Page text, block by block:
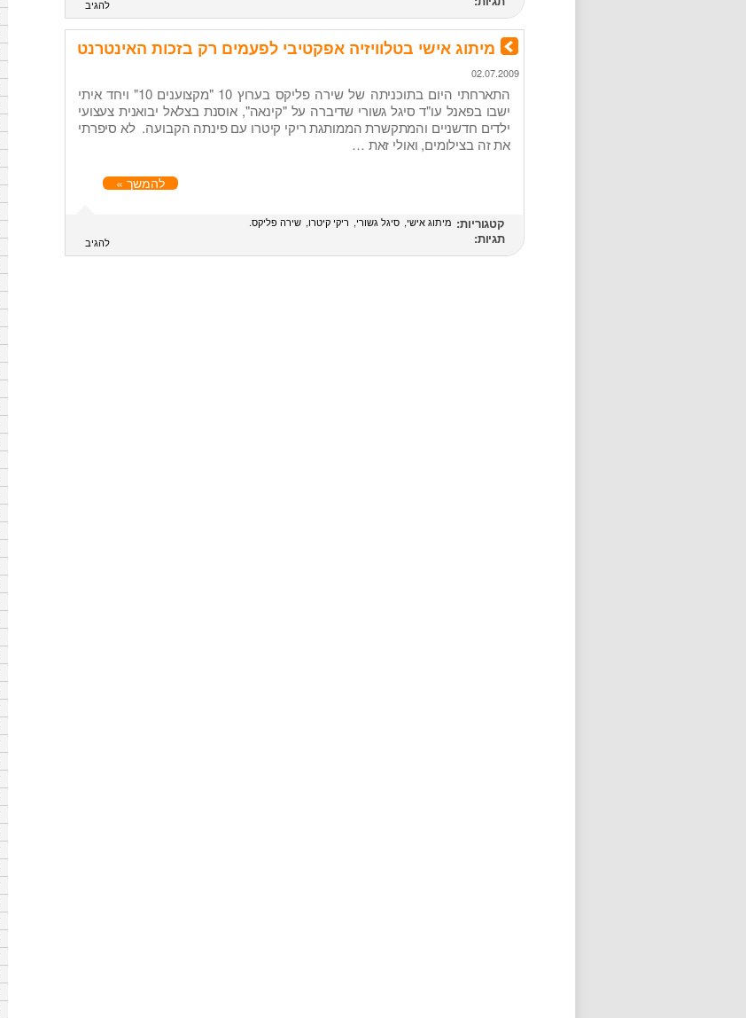
להגיב
מיתוג אישי בטלוויזיה אפקטיבי לפעמים רק בזכות האינטרנט
02.07.2009
התארחתי היום בתוכניתה של שירה פליקס בערוץ 10 "מקצוענים 10" ויחד איתי
ישבו בפאנל עו"ד סיגל גשורי שדיברה על "קינאה", אוסנת בצלאל יבואנית צעצועי
ילדים חדשניים והמתקשרת הממותגת ריקי קיטרו עם פינתה הקבועה. לא סיפרתי
את זה בצילומים, ואולי זאת …
להמשך »
קטגוריות: מיתוג אישי סיגל גשורי ריקי קיטרו שירה פליקס
תגיות: להגיב